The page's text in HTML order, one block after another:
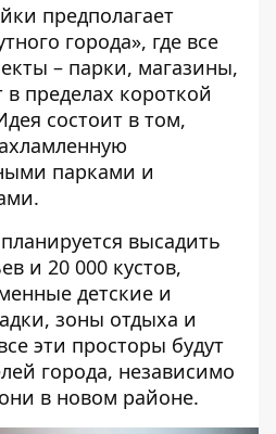
предполагает
города», где все
– парки, магазины,
в пределах короткой
состоит в том,
парками и
высадить
и 20 000 кустов,
детские и
зоны отдыха и
эти просторы будут
города, независимо
в новом районе.